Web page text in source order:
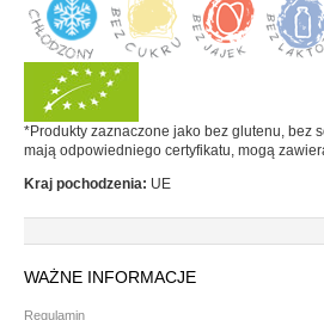
Yerba Mate
Kawa mielona i ziarnista
Kawa zbożowa
Herbata
*Produkty zaznaczone jako bez glutenu, bez
mają odpowiedniego certyfikatu, mogą
Kraj pochodzenia: UE
WAŻNE INFORMACJE
Regulamin